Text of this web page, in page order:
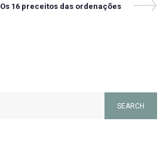
Next
Os 16 preceitos das ordenações
SEARCH